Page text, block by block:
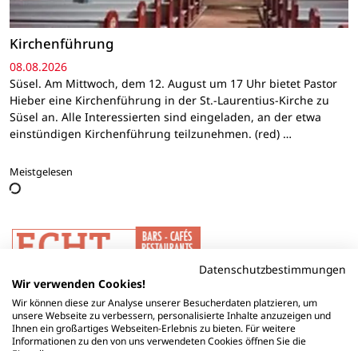
Kirchenführung
08.08.2026
Süsel. Am Mittwoch, dem 12. August um 17 Uhr bietet Pastor
Hieber eine Kirchenführung in der St.-Laurentius-Kirche zu
Süsel an. Alle Interessierten sind eingeladen, an der etwa
einstündigen Kirchenführung teilzunehmen. (red) …
Meistgelesen
Datenschutzbestimmungen
Wir verwenden Cookies!
Wir können diese zur Analyse unserer Besucherdaten platzieren, um
unsere Webseite zu verbessern, personalisierte Inhalte anzuzeigen und
Ihnen ein großartiges Webseiten-Erlebnis zu bieten. Für weitere
Informationen zu den von uns verwendeten Cookies öffnen Sie die